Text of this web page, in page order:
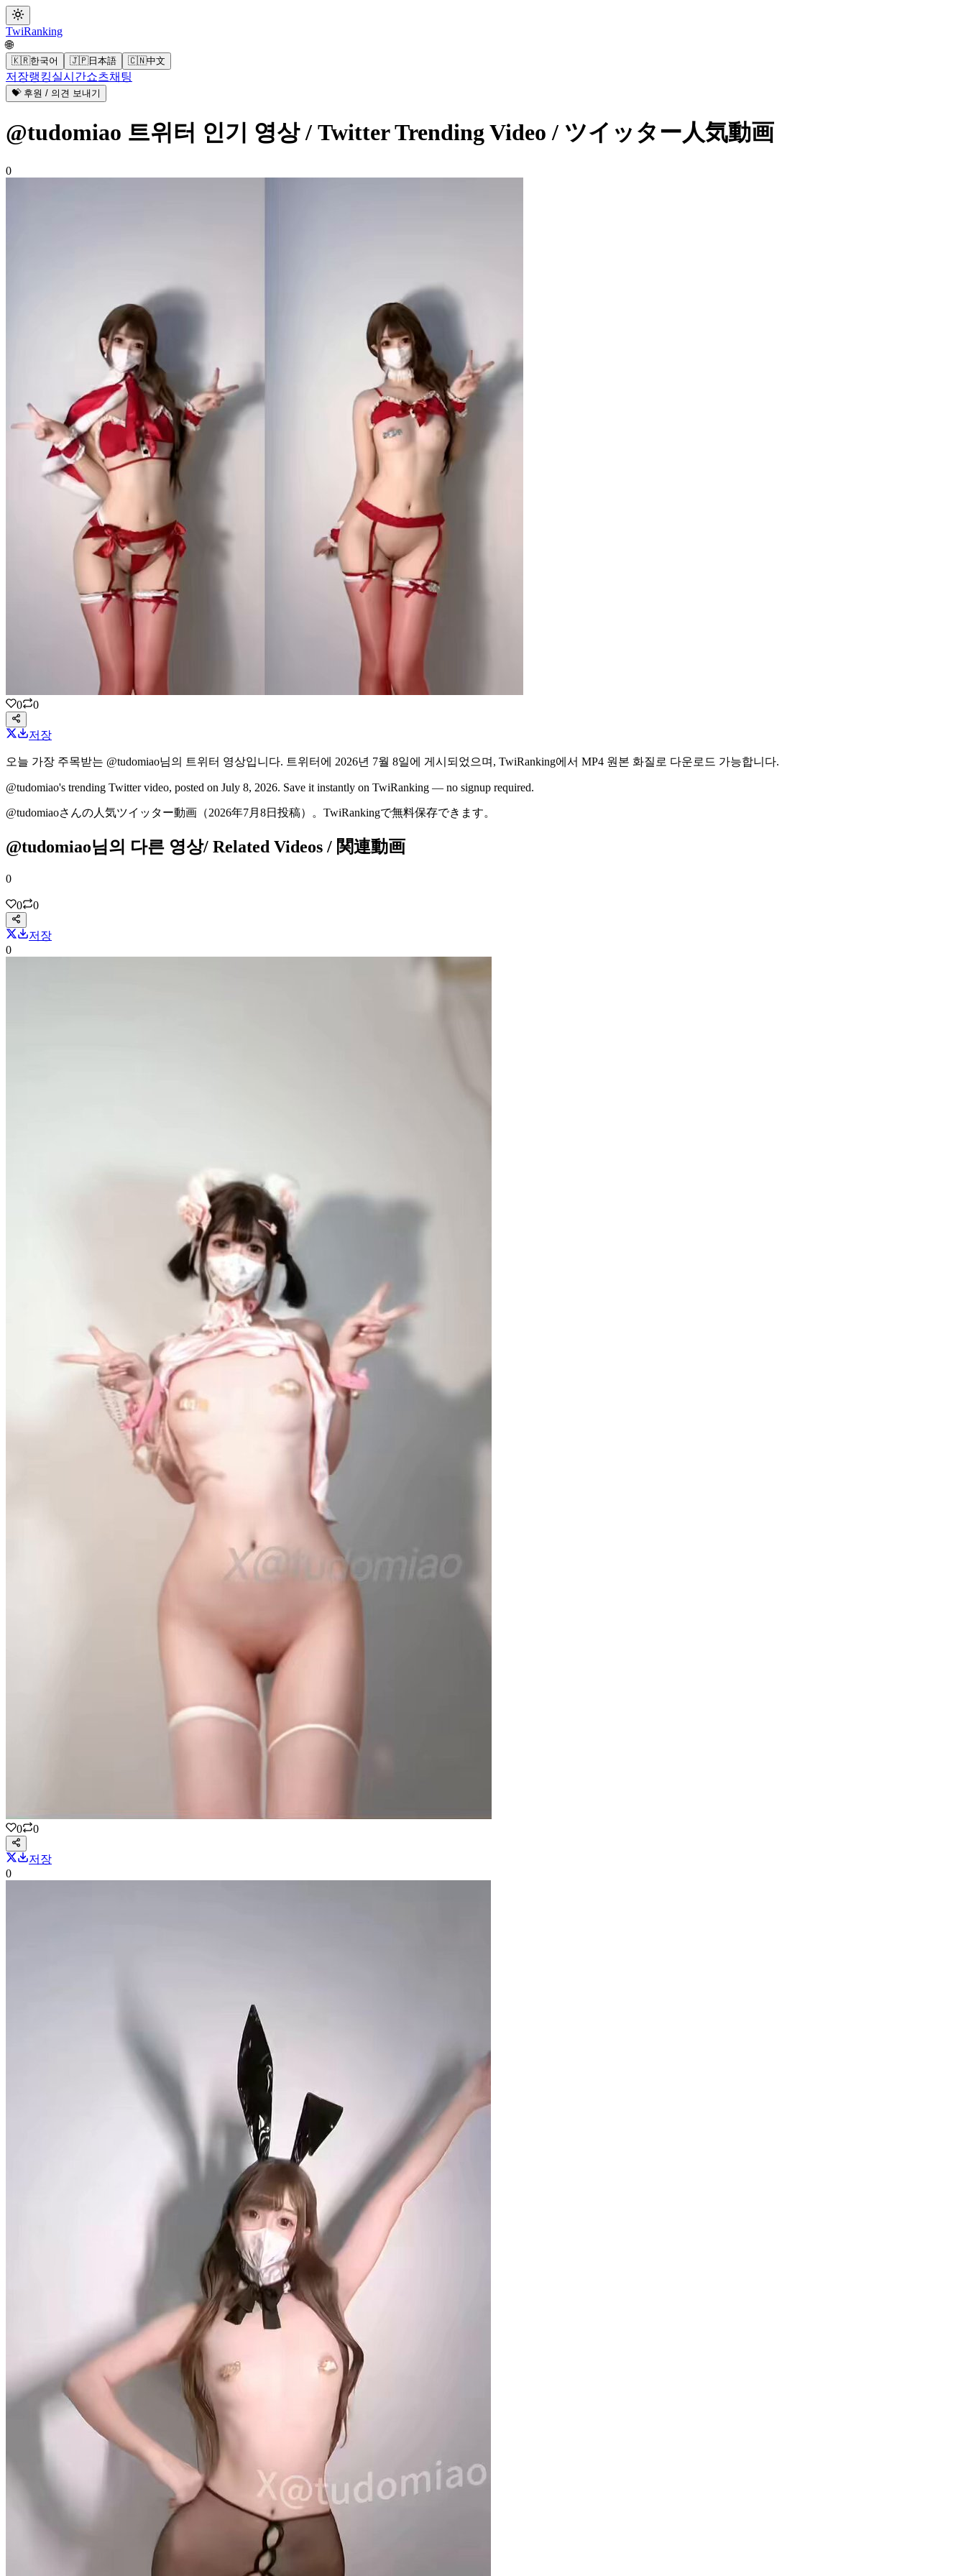
TwiRanking
🌐
🇰🇷한국어 🇯🇵日本語 🇨🇳中文
저장랭킹실시간쇼츠채팅
💝 후원 / 의견 보내기
@tudomiao 트위터 인기 영상 / Twitter Trending Video / ツイッター人気動画
0
0 0
저장
오늘 가장 주목받는 @tudomiao님의 트위터 영상입니다. 트위터에 2026년 7월 8일에 게시되었으며, TwiRanking에서 MP4 원본 화질로 다운로드 가능합니다.
@tudomiao's trending Twitter video, posted on July 8, 2026. Save it instantly on TwiRanking — no signup required.
@tudomiaoさんの人気ツイッター動画 （2026年7月8日投稿） 。TwiRankingで無料保存できます。
@tudomiao님의 다른 영상/ Related Videos / 関連動画
0
0 0
저장
0
0 0
저장
0